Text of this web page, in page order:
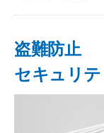
盗難防止
セキュリ